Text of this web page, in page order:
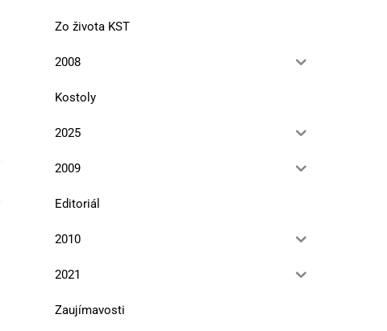
Zo života KST
2008
Kostoly
2025
2009
Editoriál
2010
2021
Zaujímavosti